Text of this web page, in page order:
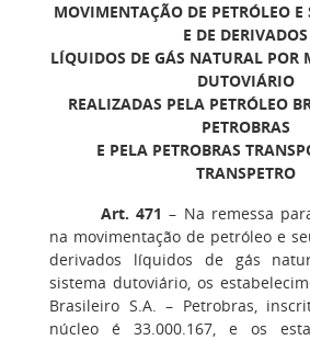
MOVIMENTAÇÃO DE PETRÓLEO E
E DE DERIVADOS
LÍQUIDOS DE GÁS NATURAL POR
DUTOVIÁRIO
REALIZADAS PELA PETRÓLEO
PETROBRAS
E PELA PETROBRAS
TRANSPETRO
Art. 471 – Na remessa
na movimentação de petróleo e
derivados líquidos de gás
sistema dutoviário, os
Brasileiro S.A. – Petrobras,
núcleo é 33.000.167, e os